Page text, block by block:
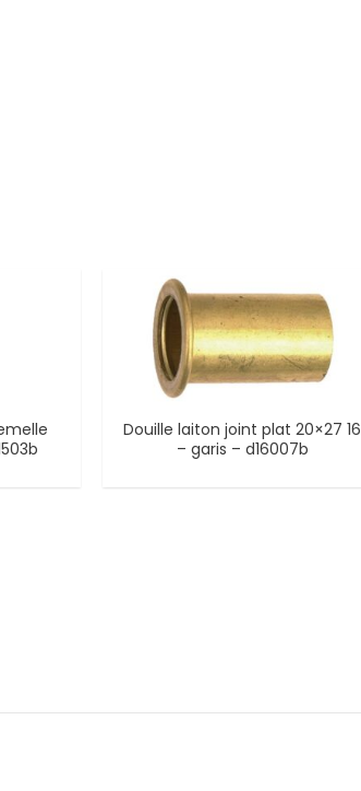
Douille laiton joint plat 20×27 16
– garis – d16007b